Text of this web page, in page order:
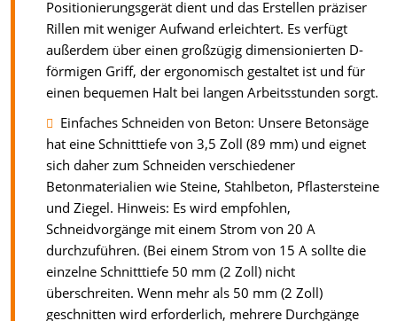
Positionierungsgerät dient und das Erstellen präziser
Rillen mit weniger Aufwand erleichtert. Es verfügt
außerdem über einen großzügig dimensionierten D-
förmigen Griff, der ergonomisch gestaltet ist und für
einen bequemen Halt bei langen Arbeitsstunden sorgt.
Einfaches Schneiden von Beton: Unsere Betonsäge
hat eine Schnitttiefe von 3,5 Zoll (89 mm) und eignet
sich daher zum Schneiden verschiedener
Betonmaterialien wie Steine, Stahlbeton, Pflastersteine
und Ziegel. Hinweis: Es wird empfohlen,
Schneidvorgänge mit einem Strom von 20 A
durchzuführen. (Bei einem Strom von 15 A sollte die
einzelne Schnitttiefe 50 mm (2 Zoll) nicht
überschreiten. Wenn mehr als 50 mm (2 Zoll)
geschnitten wird erforderlich, mehrere Durchgänge